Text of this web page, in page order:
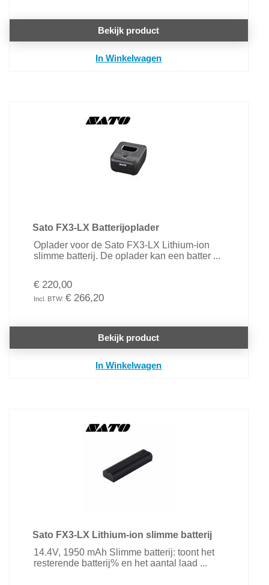
Bekijk product
In Winkelwagen
Sato FX3-LX Batterijoplader
Oplader voor de Sato FX3-LX Lithium-ion
slimme batterij. De oplader kan een batter ...
€ 220,00
€ 266,20
Bekijk product
In Winkelwagen
Sato FX3-LX Lithium-ion slimme batterij
14.4V, 1950 mAh Slimme batterij: toont het
resterende batterij% en het aantal laad ...